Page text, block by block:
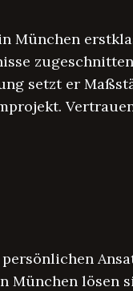
München
setzt er
München lösen